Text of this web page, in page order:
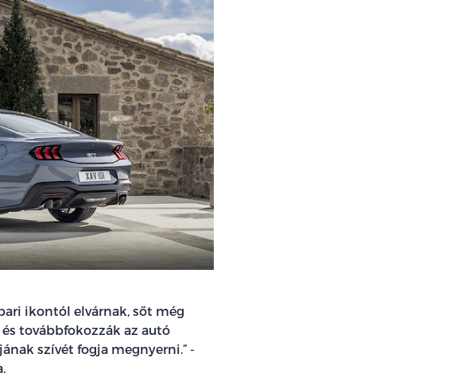
ikontól elvárnak, sőt még
továbbfokozzák az autó
szívét fogja megnyerni.” -